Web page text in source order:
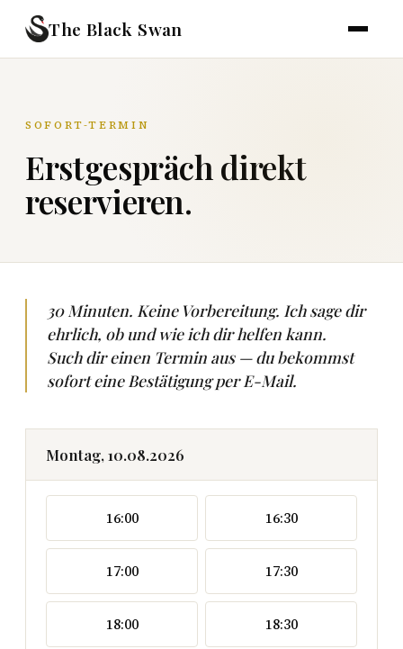
The Black Swan
SOFORT-TERMIN
Erstgespräch direkt
reservieren.
30 Minuten. Keine Vorbereitung. Ich sage dir
ehrlich, ob und wie ich dir helfen kann.
Such dir einen Termin aus — du bekommst
sofort eine Bestätigung per E-Mail.
Montag, 10.08.2026
16:00 16:30
17:00 17:30
18:00 18:30